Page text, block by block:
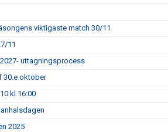
viktigaste match 30/11
11
uttagningsprocess
30.e oktober
kl 16:00
2025